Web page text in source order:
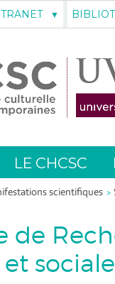
LE CHCSC
scientifiques
de